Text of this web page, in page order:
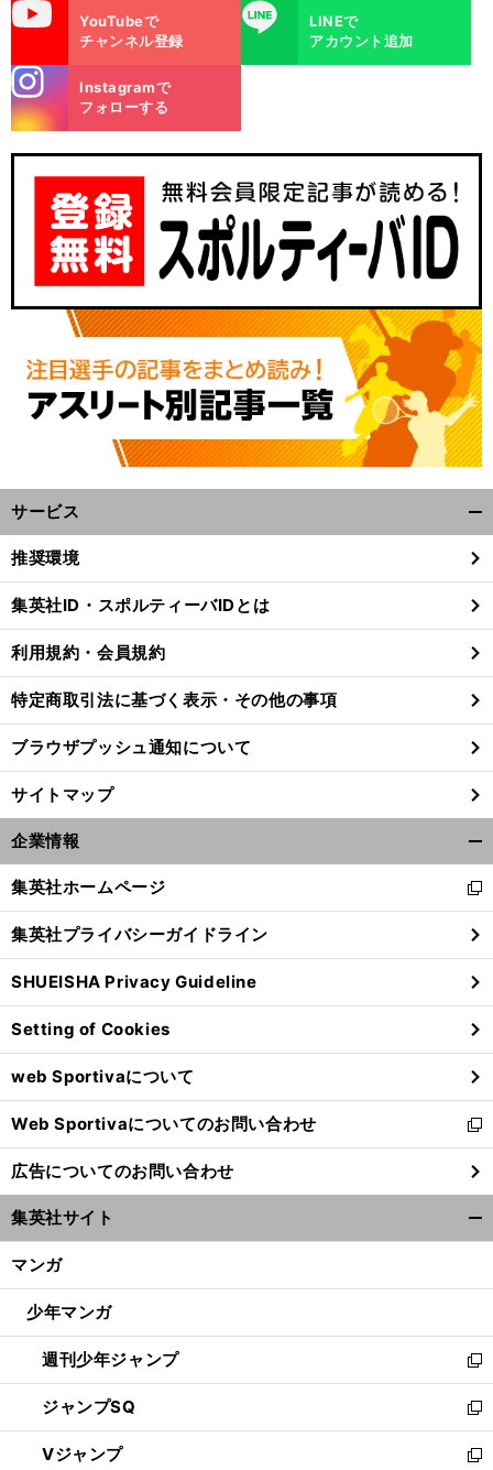
YouTubeで
チャンネル登録
LINE
LINEで
アカウント追加
m
Instagramで
フォローする
サービス
閉
る
推奨環境
集英社ID・スポルティーバIDとは
利用規約・会員規約
特定商取引法に基づく表示・その他の事項
ブラウザプッシュ通知について
サイトマップ
企業情報
閉
る
集英社ホームページ
新
し
い
ウ
ィ
ン
ド
ウ
で
開
く
集英社プライバシーガイドライン
SHUEISHA Privacy Guideline
Setting of Cookies
web Sportivaについて
Web Sportivaについてのお問い合わせ
新
し
い
ウ
ィ
ン
ウ
開
く
広告についてのお問い合わせ
集英社サイト
マンガ
少年マンガ
週刊少年ジャンプ
新
し
い
ウ
ィ
ジャンプSQ
新
し
い
Vジャンプ
新